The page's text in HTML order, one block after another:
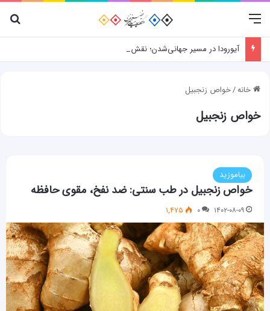
منو
آیورودا در مسیر جهانی‌شدن؛ نقش پژوهش، فناوری و شواهد علمی
خانه/خواص زنجبیل
خواص زنجبیل
بیاموزید
خواص زنجبیل در طب سنتی: ضد نفخ، مقوی حافظه
۱۴۰۲-۰۸-۰۹ ۰ ۱,۴۷۵